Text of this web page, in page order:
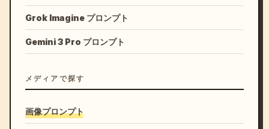
Grok Imagine プロンプト
Gemini 3 Pro プロンプト
メディアで探す
画像プロンプト